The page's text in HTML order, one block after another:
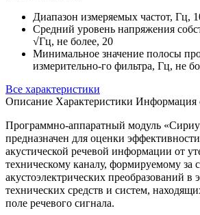
Диапазон измеряемых частот, Гц,
Средний уровень напряжения
√Гц, не более, 20
Минимальное значение полосы
измерительно-го фильтра, Гц, не
Все характеристики
Описание Характеристики Информация
Программно-аппаратный модуль
предназначен для оценки
акустической речевой информации от
техническому каналу, формируемому за
акустоэлектрических преобразований в
технических средств и систем,
поле речевого сигнала.